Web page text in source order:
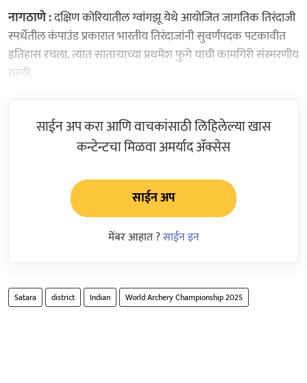
नागठाणे :दक्षिण कोरियातील ग्वांगझू येथे आयोजित जागतिक तिरंदाजी
स्पर्धेतील कंपाउंड प्रकारात भारतीय तिरंदाजांनी सुवर्णपदक पटकावीत
इतिहास रचला. त्यात साताऱ्याच्या प्रथमेश फुगे याची कामगिरी संस्मरणीय
ठरली.
साईन अप करा आणि वाचकांसाठी लिहिलेल्या खास
कन्टेन्टचा मिळवा अमर्याद ॲक्सेस
साईन अप
मेंबर आहात ?साईन इन
Satara district Indian World Archery Championship 2025